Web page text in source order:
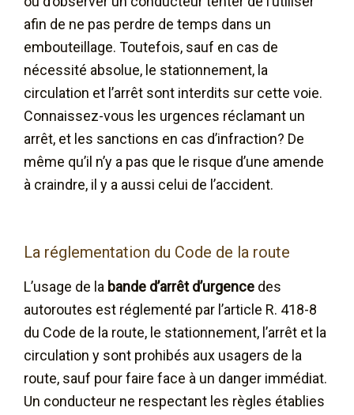
afin de ne pas perdre de temps dans un
embouteillage. Toutefois, sauf en cas de
nécessité absolue, le stationnement, la
circulation et l’arrêt sont interdits sur cette voie.
Connaissez-vous les urgences réclamant un
arrêt, et les sanctions en cas d’infraction? De
même qu’il n’y a pas que le risque d’une amende
à craindre, il y a aussi celui de l’accident.
La réglementation du Code de la route
L’usage de la bande d’arrêt d’urgence des
autoroutes est réglementé par l’article R. 418-8
du Code de la route, le stationnement, l’arrêt et la
circulation y sont prohibés aux usagers de la
route, sauf pour faire face à un danger immédiat.
Un conducteur ne respectant les règles établies